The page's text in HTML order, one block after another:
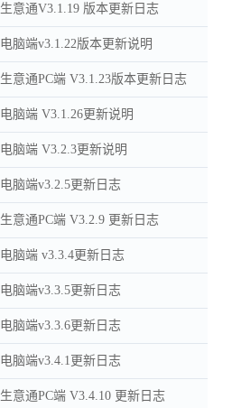
生意通V3.1.19 版本更新日志
电脑端v3.1.22版本更新说明
生意通PC端 V3.1.23版本更新日志
电脑端 V3.1.26更新说明
电脑端 V3.2.3更新说明
电脑端v3.2.5更新日志
生意通PC端 V3.2.9 更新日志
电脑端 v3.3.4更新日志
电脑端v3.3.5更新日志
电脑端v3.3.6更新日志
电脑端v3.4.1更新日志
生意通PC端 V3.4.10 更新日志